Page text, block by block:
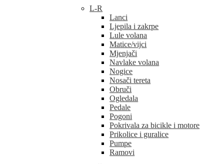
L-R
Lanci
Ljepila i zakrpe
Lule volana
Matice/vijci
Mjenjači
Navlake volana
Nogice
Nosači tereta
Obruči
Ogledala
Pedale
Pogoni
Pokrivala za bicikle i motore
Prikolice i guralice
Pumpe
Ramovi